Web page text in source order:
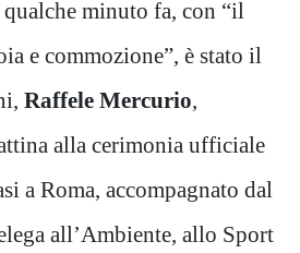
minuto fa, con “il
e commozione”, è stato il
Raffele Mercurio,
alla cerimonia ufficiale
a Roma, accompagnato dal
all’Ambiente, allo Sport